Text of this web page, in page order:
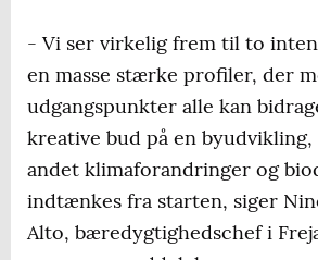
- Vi ser virkelig frem til to
en masse stærke profiler, der
udgangspunkter alle kan
kreative bud på en
andet klimaforandringer og
indtænkes fra starten, siger
Alto, bæredygtighedschef i